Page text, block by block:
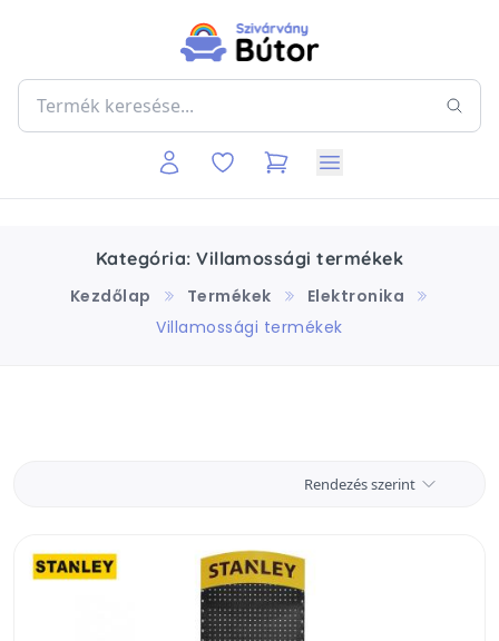
Kategória: Villamossági termékek
Kezdőlap
Termékek
Elektronika
Villamossági termékek
Rendezés szerint